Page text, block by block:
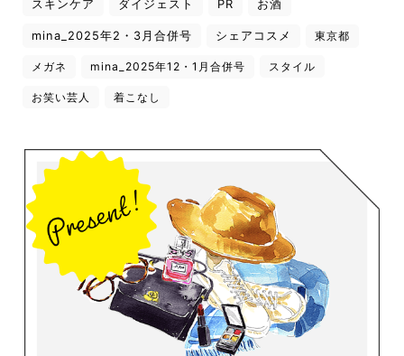
スキンケア ダイジェスト PR お酒
mina_2025年2・3月合併号 シェアコスメ 東京都
メガネ mina_2025年12・1月合併号 スタイル
お笑い芸人 着こなし